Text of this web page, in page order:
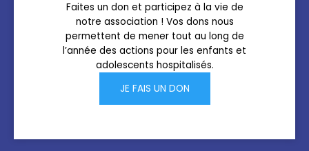
Faites un don et participez à la vie de
notre association ! Vos dons nous
permettent de mener tout au long de
l’année des actions pour les enfants et
adolescents hospitalisés.
JE FAIS UN DON